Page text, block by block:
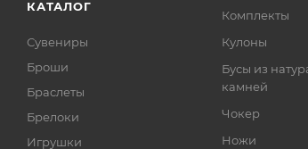
КАТАЛОГ
Сувениры
Броши
Браслеты
Брелоки
Игрушки
Комплекты
Кулоны
Бусы из
камней
Чокер
Ножи